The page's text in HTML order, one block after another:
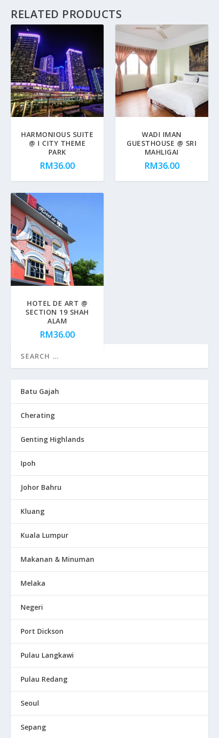
RELATED PRODUCTS
HARMONIOUS SUITE
@ I CITY THEME
PARK
RM36.00
WADI IMAN
GUESTHOUSE @ SRI
MAHLIGAI
RM36.00
HOTEL DE ART @
SECTION 19 SHAH
ALAM
RM36.00
Batu Gajah
Cherating
Genting Highlands
Ipoh
Johor Bahru
Kluang
Kuala Lumpur
Makanan & Minuman
Melaka
Negeri
Port Dickson
Pulau Langkawi
Pulau Redang
Seoul
Sepang